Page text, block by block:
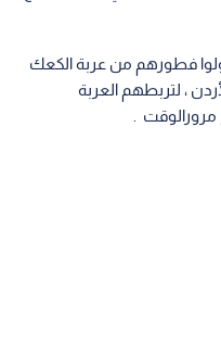
فطورهم من عربة الكعك
، لتربطهم العربة
.